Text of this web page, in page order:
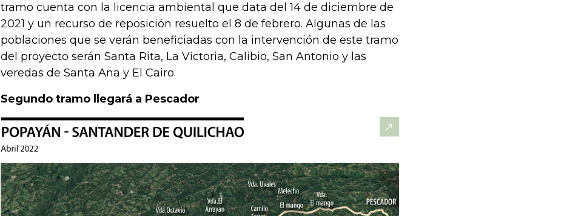
tramo cuenta con la licencia ambiental que data del 14 de diciembre de
2021 y un recurso de reposición resuelto el 8 de febrero. Algunas de las
poblaciones que se verán beneficiadas con la intervención de este tramo
del proyecto serán Santa Rita, La Victoria, Calibio, San Antonio y las
veredas de Santa Ana y El Cairo.
Segundo tramo llegará a Pescador